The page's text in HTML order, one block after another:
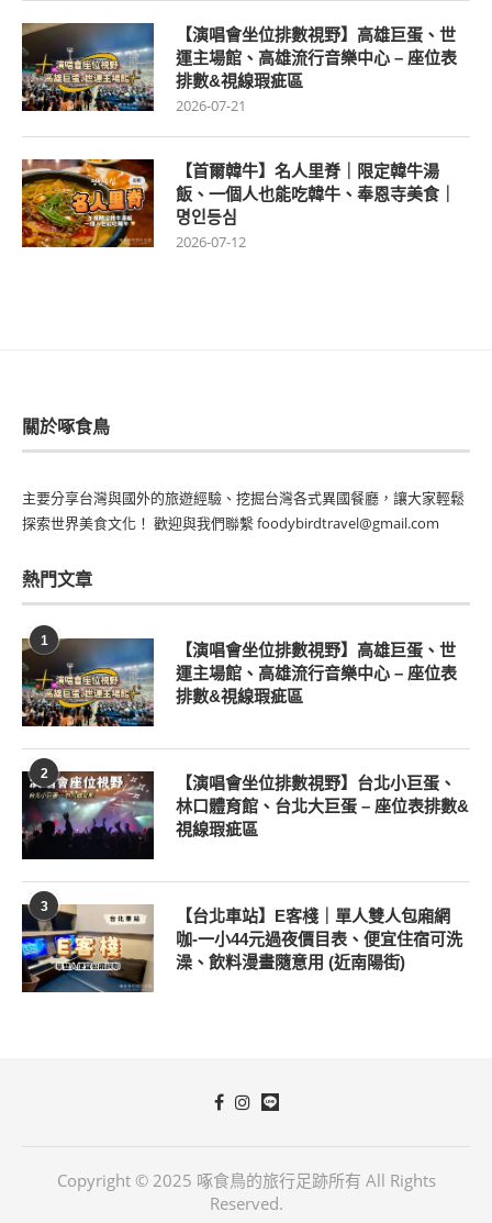
【演唱會坐位排數視野】高雄巨蛋、世
運主場館、高雄流行音樂中心 – 座位表
排數&視線瑕疵區
2026-07-21
【首爾韓牛】名人里脊｜限定韓牛湯
飯、一個人也能吃韓牛、奉恩寺美食｜
명인등심
2026-07-12
關於啄食鳥
主要分享台灣與國外的旅遊經驗、挖掘台灣各式異國餐廳，讓大家輕鬆
探索世界美食文化！ 歡迎與我們聯繫 foodybirdtravel@gmail.com
熱門文章
1
【演唱會坐位排數視野】高雄巨蛋、世
運主場館、高雄流行音樂中心 – 座位表
排數&視線瑕疵區
2
【演唱會坐位排數視野】台北小巨蛋、
林口體育館、台北大巨蛋 – 座位表排數&
視線瑕疵區
3
【台北車站】E客棧｜單人雙人包廂網
咖-一小44元過夜價目表、便宜住宿可洗
澡、飲料漫畫隨意用 (近南陽街)
Copyright © 2025 啄食鳥的旅行足跡所有 All Rights
Reserved.